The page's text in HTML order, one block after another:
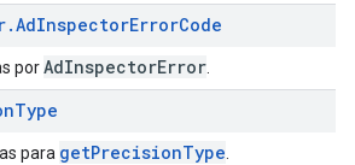
.AdInspectorErrorCode
porAdInspectorError
Type
para getPrecisionType